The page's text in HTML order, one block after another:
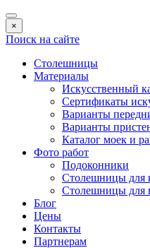
×
Поиск на сайте
Столешницы
Материалы
Искусственный
Сертификаты
Варианты
Варианты
Каталог моек и
Фото работ
Подоконники
Столешницы для
Столешницы для
Блог
Цены
Контакты
Партнерам